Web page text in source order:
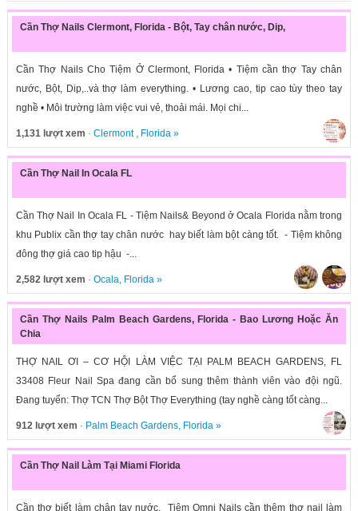
Cần Thợ Nails Clermont, Florida - Bột, Tay chân nước, Dip,
Cần Thợ Nails Cho Tiệm Ở Clermont, Florida • Tiệm cần thợ Tay chân
nước, Bột, Dip,..và thợ làm everything. • Lương cao, tip cao tùy theo tay
nghề • Môi trường làm việc vui vẻ, thoải mái. Mọi chi...
1,131 lượt xem · Clermont , Florida»
Cần Thợ Nail In Ocala FL
Cần Thợ Nail In Ocala FL - Tiệm Nails& Beyond ở Ocala Florida nằm trong
khu Publix cần thợ tay chân nước hay biết làm bột càng tốt. - Tiệm không
đông thợ giá cao tip hậu -...
2,582 lượt xem · Ocala, Florida»
Cần Thợ Nails Palm Beach Gardens, Florida - Bao Lương Hoặc Ăn
Chia
THỢ NAIL ƠI – CƠ HỘI LÀM VIỆC TẠI PALM BEACH GARDENS, FL
33408 Fleur Nail Spa đang cần bổ sung thêm thành viên vào đội ngũ.
Đang tuyển: Thợ TCN Thợ Bột Thợ Everything (tay nghề càng tốt càng...
912 lượt xem · Palm Beach Gardens, Florida»
Cần Thợ Nail Làm Tại Miami Florida
Cần thợ biết làm chân tay nước, Tiệm Omni Nails cần thêm thợ nail làm